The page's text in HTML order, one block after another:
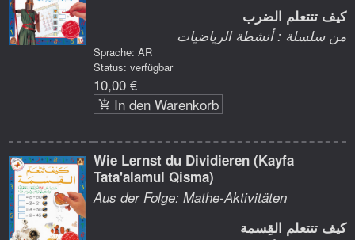
كيف تتتعلم الضرب
من سلسلة : أنشطة الرياضيات
Sprache: AR
Status: verfügbar
10,00 €
In den Warenkorb
Wie Lernst du Dividieren (Kayfa
Tata'alamul Qisma)
Aus der Folge: Mathe-Aktivitäten
كيف تتتعلم القِسمة